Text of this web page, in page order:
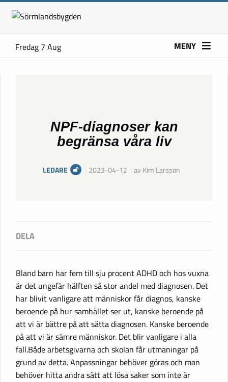
Fredag 7 Aug MENY
NPF-diagnoser kan
begränsa våra liv
LEDARE 2023-04-12 av Kim Larsson
Bland barn har fem till sju procent ADHD och hos vuxna
är det ungefär hälften så stor andel med diagnosen. Det
har blivit vanligare att människor får diagnos, kanske
beroende på hur samhället ser ut, kanske beroende på
att vi är bättre på att sätta diagnosen. Kanske beroende
på att vi är sämre människor. Det blir vanligare i alla
fall.Både arbetsgivarna och skolan får utmaningar på
grund av detta. Anpassningar behöver göras och man
behöver hitta andra sätt att lösa saker som inte är